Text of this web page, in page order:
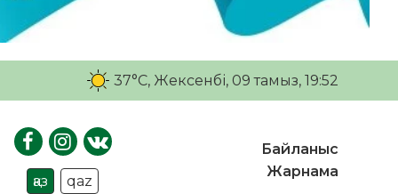
37°C, Жексенбі, 09 тамыз, 19:52
қаз qaz
Байланыс
Жарнама